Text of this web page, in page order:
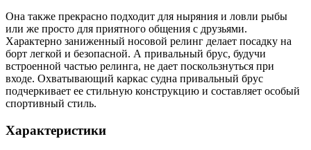
Она также прекрасно подходит для ныряния и ловли рыбы
или же просто для приятного общения с друзьями.
Характерно заниженный носовой релинг делает посадку на
борт легкой и безопасной. А привальный брус, будучи
встроенной частью релинга, не дает поскользнуться при
входе. Охватывающий каркас судна привальный брус
подчеркивает ее стильную конструкцию и составляет особый
спортивный стиль.
Характеристики